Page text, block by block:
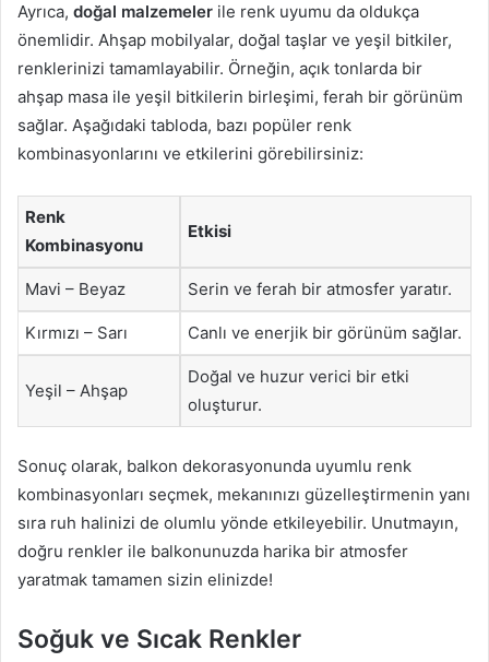
Ayrıca, doğal malzemeler ile renk uyumu da oldukça
önemlidir. Ahşap mobilyalar, doğal taşlar ve yeşil bitkiler,
renklerinizi tamamlayabilir. Örneğin, açık tonlarda bir
ahşap masa ile yeşil bitkilerin birleşimi, ferah bir görünüm
sağlar. Aşağıdaki tabloda, bazı popüler renk
kombinasyonlarını ve etkilerini görebilirsiniz:
Renk
Kombinasyonu
Etkisi
Mavi – Beyaz Serin ve ferah bir atmosfer yaratır.
Kırmızı – Sarı Canlı ve enerjik bir görünüm sağlar.
Yeşil – Ahşap
Doğal ve huzur verici bir etki
oluşturur.
Sonuç olarak, balkon dekorasyonunda uyumlu renk
kombinasyonları seçmek, mekanınızı güzelleştirmenin yanı
sıra ruh halinizi de olumlu yönde etkileyebilir. Unutmayın,
doğru renkler ile balkonunuzda harika bir atmosfer
yaratmak tamamen sizin elinizde!
Soğuk ve Sıcak Renkler